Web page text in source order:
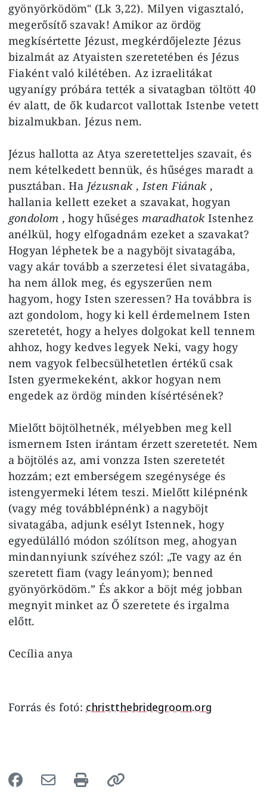
gyönyörködöm" (Lk 3,22). Milyen vigasztaló,
megerősítő szavak! Amikor az ördög
megkísértette Jézust, megkérdőjelezte Jézus
bizalmát az Atyaisten szeretetében és Jézus
Fiaként való kilétében. Az izraelitákat
ugyanígy próbára tették a sivatagban töltött 40
év alatt, de ők kudarcot vallottak Istenbe vetett
bizalmukban. Jézus nem.
Jézus hallotta az Atya szeretetteljes szavait, és
nem kételkedett bennük, és hűséges maradt a
pusztában. Ha Jézusnak, Isten Fiának,
hallania kellett ezeket a szavakat, hogyan
gondolom , hogy hűséges maradhatokIstenhez
anélkül, hogy elfogadnám ezeket a szavakat?
Hogyan léphetek be a nagyböjt sivatagába,
vagy akár tovább a szerzetesi élet sivatagába,
ha nem állok meg, és egyszerűen nem
hagyom, hogy Isten szeressen? Ha továbbra is
azt gondolom, hogy ki kell érdemelnem Isten
szeretetét, hogy a helyes dolgokat kell tennem
ahhoz, hogy kedves legyek Neki, vagy hogy
nem vagyok felbecsülhetetlen értékű csak
Isten gyermekeként, akkor hogyan nem
engedek az ördög minden kísértésének?
Mielőtt böjtölhetnék, mélyebben meg kell
ismernem Isten irántam érzett szeretetét. Nem
a böjtölés az, ami vonzza Isten szeretetét
hozzám; ezt emberségem szegénysége és
istengyermeki létem teszi. Mielőtt kilépnénk
(vagy még továbblépnénk) a nagyböjt
sivatagába, adjunk esélyt Istennek, hogy
egyedülálló módon szólítson meg, ahogyan
mindannyiunk szívéhez szól: „Te vagy az én
szeretett fiam (vagy leányom); benned
gyönyörködöm.” És akkor a böjt még jobban
megnyit minket az Ő szeretete és irgalma
előtt.
Cecília anya
Forrás és fotó: christthebridegroom.org